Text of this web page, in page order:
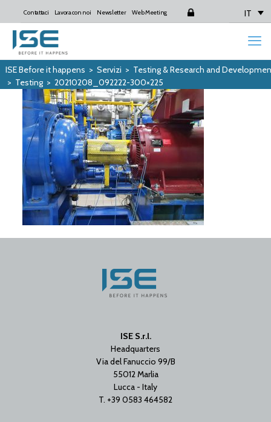
Contattaci Lavora con noi Newsletter Web Meeting IT
ISE Before it happens > Servizi > Testing & Research and
> Testing> 20210208_092222-300×225
ISE S.r.l.
Headquarters
Via del Fanuccio 99/B
55012 Marlia
Lucca - Italy
T. +39 0583 464582